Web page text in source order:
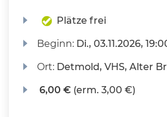
Plätze frei
Beginn: Di., 03.11.2026,
Ort: Detmold, VHS, Alter
6,00 € (erm. 3,00 €)